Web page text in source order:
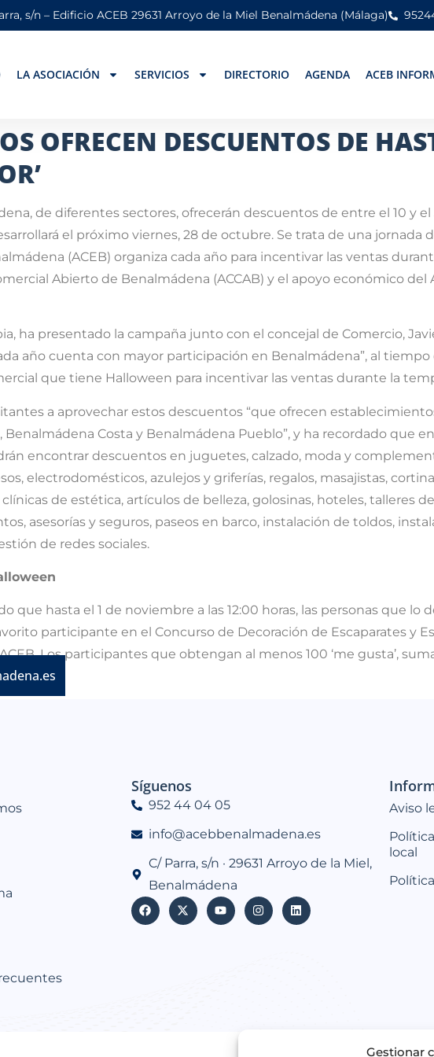
Gestionar
s/n – Edificio ACEB 29631 Arroyo de la Miel Benalmádena (Málaga)
LA ASOCIACIÓN SERVICIOS DIRECTORIO AGENDA ACEB
OFRECEN DESCUENTOS DE
de diferentes sectores, ofrecerán descuentos de entre el 10 y
el próximo viernes, 28 de octubre. Se trata de una jornada
(ACEB) organiza cada año para incentivar las ventas
Abierto de Benalmádena (ACCAB) y el apoyo económico
ha presentado la campaña junto con el concejal de Comercio,
año cuenta con mayor participación en Benalmádena”, al
que tiene Halloween para incentivar las ventas durante la
a aprovechar estos descuentos “que ofrecen
Costa y Benalmádena Pueblo”, y ha recordado que
encontrar descuentos en juguetes, calzado, moda y
electrodomésticos, azulejos y griferías, regalos, masajistas,
de estética, artículos de belleza, golosinas, hoteles, talleres
asesorías y seguros, paseos en barco, instalación de toldos,
de redes sociales.
que hasta el 1 de noviembre a las 12:00 horas, las personas que lo
participante en el Concurso de Decoración de Escaparates y
Los participantes que obtengan al menos 100 ‘me gusta’,
Síguenos
952 44 04 05
info@acebbenalmadena.es
C/ Parra, s/n · 29631 Arroyo de la Miel,
Benalmádena
Aviso
local